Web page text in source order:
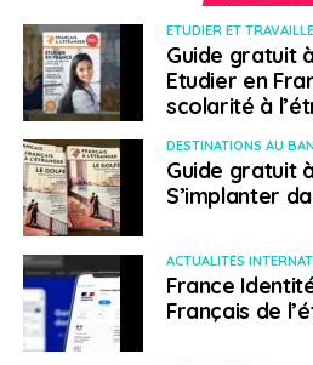
ETUDIER ET
Guide gratuit
Etudier en
scolarité à
DESTINATIONS AU
Guide gratuit
S’implanter
ACTUALITÉS
France
Français de